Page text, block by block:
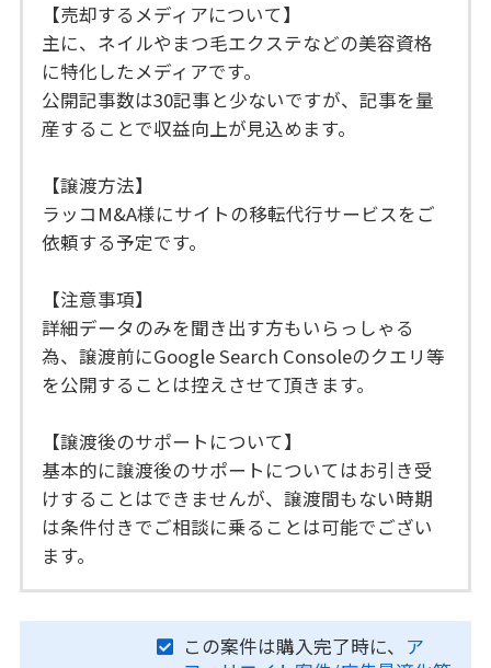
【売却するメディアについて】
主に、ネイルやまつ毛エクステなどの美容資格
に特化したメディアです。
公開記事数は30記事と少ないですが、記事を量
産することで収益向上が見込めます。
【譲渡方法】
ラッコM&A様にサイトの移転代行サービスをご
依頼する予定です。
【注意事項】
詳細データのみを聞き出す方もいらっしゃる
為、譲渡前にGoogle Search Consoleのクエリ等
を公開することは控えさせて頂きます。
【譲渡後のサポートについて】
基本的に譲渡後のサポートについてはお引き受
けすることはできませんが、譲渡間もない時期
は条件付きでご相談に乗ることは可能でござい
ます。
この案件は購入完了時に、 ア